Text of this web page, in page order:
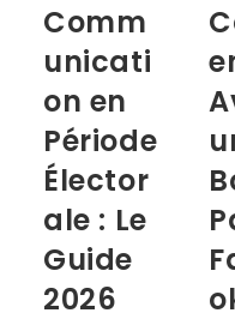
Comm
unicati
on en
Période
Élector
ale : Le
Guide
2026